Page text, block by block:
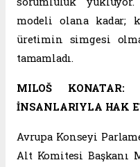
modeli olana kadar;
üretimin simgesi
tamamladı.
MILOŠ KONATAR:
İNSANLARIYLA HAK
Avrupa Konseyi
Alt Komitesi Başkanı